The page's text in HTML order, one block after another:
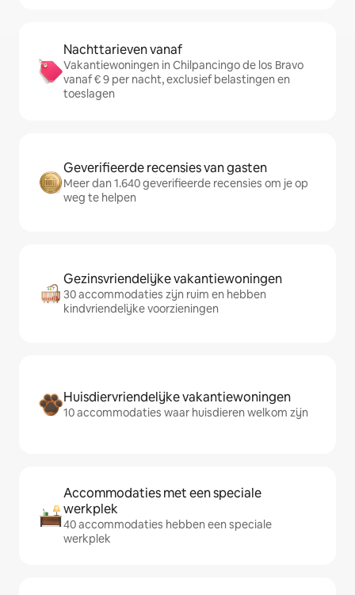
Nachttarieven vanaf
Vakantiewoningen in Chilpancingo de los Bravo
vanaf € 9 per nacht, exclusief belastingen en
toeslagen
Geverifieerde recensies van gasten
Meer dan 1.640 geverifieerde recensies om je op
weg te helpen
Gezinsvriendelijke vakantiewoningen
30 accommodaties zijn ruim en hebben
kindvriendelijke voorzieningen
Huisdiervriendelijke vakantiewoningen
10 accommodaties waar huisdieren welkom zijn
Accommodaties met een speciale
werkplek
40 accommodaties hebben een speciale
werkplek